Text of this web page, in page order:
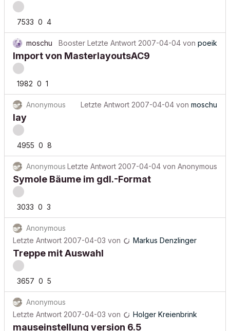
7533 0 4
moschu Booster Letzte Antwort 2007-04-04 von poeik
Import von MasterlayoutsAC9
1982 0 1
Anonymous Letzte Antwort 2007-04-04 von moschu
lay
4955 0 8
Anonymous Letzte Antwort 2007-04-04 von Anonymous
Symole Bäume im gdl.-Format
3033 0 3
Anonymous
Letzte Antwort 2007-04-03 von Markus Denzlinger
Treppe mit Auswahl
3657 0 5
Anonymous
Letzte Antwort 2007-04-03 von Holger Kreienbrink
mauseinstellung version 6.5